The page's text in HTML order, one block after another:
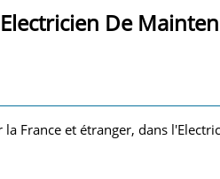
Electricien De
France et étranger, dans